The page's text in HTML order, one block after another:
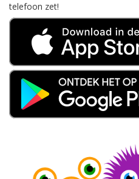
telefoon zet!